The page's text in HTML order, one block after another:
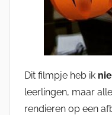
Dit filmpje heb ik
leerlingen, maar
rendieren op een